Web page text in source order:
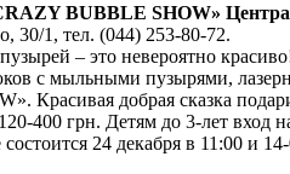
BUBBLE SHOW»
30/1, тел. (044) 253-80-72.
– это невероятно
с мыльными пузырями,
Красивая добрая сказка
400 грн. Детям до 3-лет вход
24 декабря в 11:00 и